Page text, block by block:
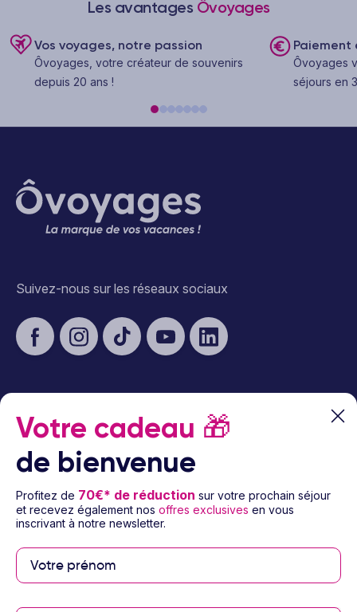
Les avantages Ôvoyages
Vos voyages, notre passion
Ôvoyages, votre créateur de souvenirs
depuis 20 ans !
Paiement
Ôvoyages
séjours en
Suivez-nous sur les réseaux sociaux
À propos d’Ôvoyages
Besoin d’aide
© 2026 Ôvoyages
Votre cadeau 🎁
de bienvenue
Profitez de 70€* de réduction sur votre prochain séjour
et recevez également nos offres exclusives en vous
inscrivant à notre newsletter.